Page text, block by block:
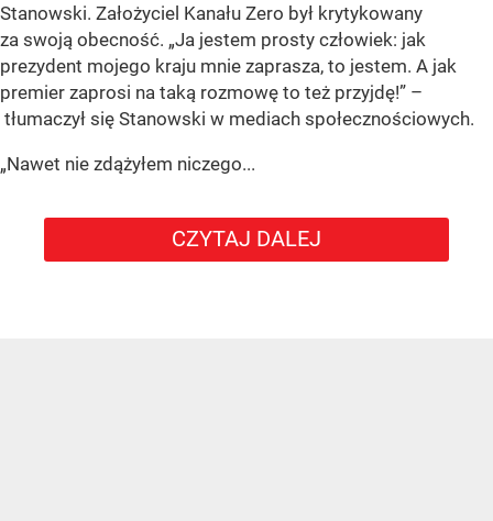
Stanowski. Założyciel Kanału Zero był krytykowany
za swoją obecność. „Ja jestem prosty człowiek: jak
prezydent mojego kraju mnie zaprasza, to jestem. A jak
premier zaprosi na taką rozmowę to też przyjdę!” –
tłumaczył się Stanowski w mediach społecznościowych.
„Nawet nie zdążyłem niczego...
CZYTAJ DALEJ